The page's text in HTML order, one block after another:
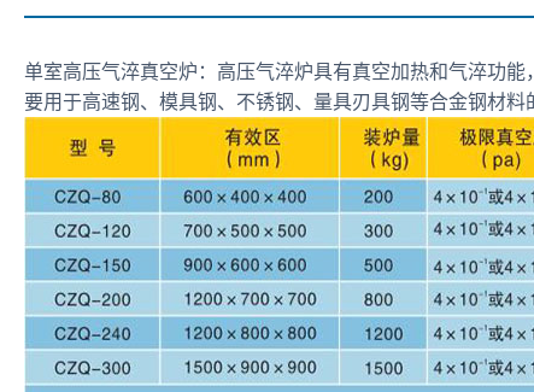
单室高压气淬真空炉：高压气淬炉具有真空加热和气淬功
要用于高速钢、模具钢、不锈钢、量具刃具钢等合金钢材料